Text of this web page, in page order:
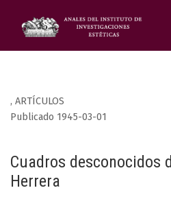
, ARTÍCULOS
Cuadros desconocidos
Herrera
Publicado 1945-03-01